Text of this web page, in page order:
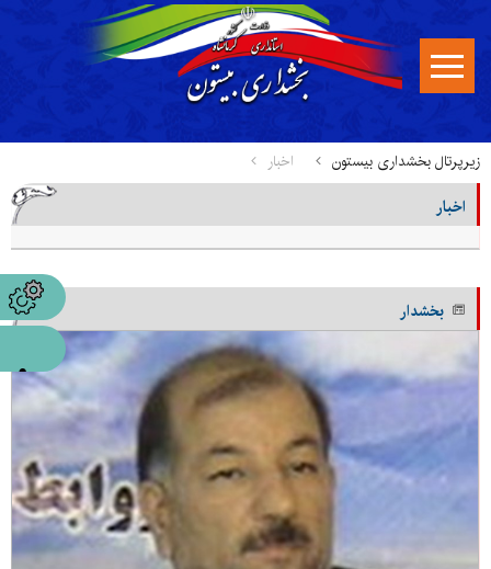
زیرپرتال بخشداری بیستون اخبار
اخبار
بخشدار